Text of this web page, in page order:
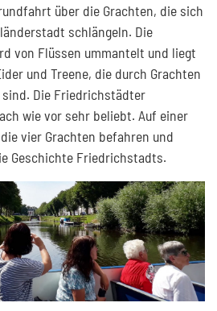
über die Grachten, die sich
schlängeln. Die
von Flüssen ummantelt und liegt
und Treene, die durch Grachten
Die Friedrichstädter
wie vor sehr beliebt. Auf einer
vier Grachten befahren und
Geschichte Friedrichstadts.